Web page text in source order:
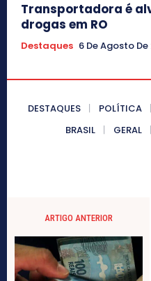
Transportadora é
drogas em RO
Destaques 6 De Agosto
DESTAQUES POLÍTICA
BRASIL
GERAL
ARTIGO ANTERIOR